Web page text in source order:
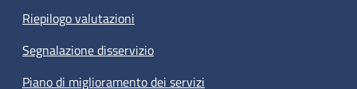
Riepilogo valutazioni
Segnalazione disservizio
Piano di miglioramento dei servizi